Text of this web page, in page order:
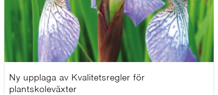
Ny upplaga av Kvalitetsregler för
plantskoleväxter